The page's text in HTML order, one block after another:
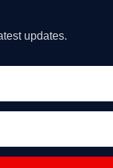
updates.